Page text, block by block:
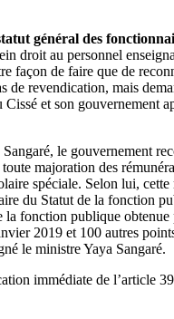
général des
droit au personnel
de faire que de
revendication, mais
et son gouvernement
le gouvernement
majoration des
spéciale. Selon lui,
du Statut de la fonction
fonction publique obtenue
2019 et 100 autres
le ministre Yaya Sangaré.
immédiate de l’article